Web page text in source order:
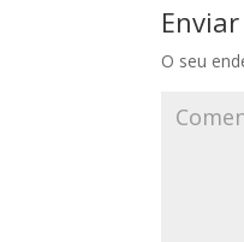
O seu